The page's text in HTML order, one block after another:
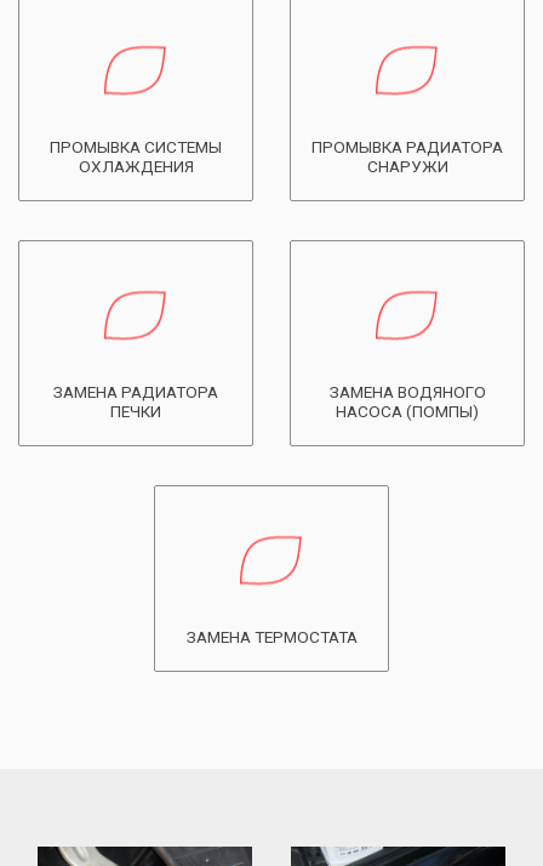
ПРОМЫВКА СИСТЕМЫ
ОХЛАЖДЕНИЯ
ПРОМЫВКА РАДИАТОРА
СНАРУЖИ
ЗАМЕНА РАДИАТОРА
ПЕЧКИ
ЗАМЕНА ВОДЯНОГО
НАСОСА (ПОМПЫ)
ЗАМЕНА ТЕРМОСТАТА